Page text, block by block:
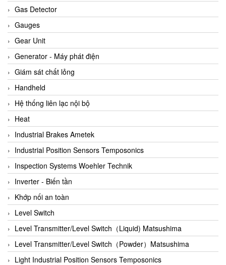
ARCA Regler
Arcos Hydraulik
Ardetem-Sfere-Vietnam
Argal
AS ENERGI
ASCO CO2
Asker
AT2E
ATC Pneumatic
ATEX System
ATI - IA
ATI (Analytical Technology Inc)
Atos
Atrax
Auma
Autec
Auto Flow
Gas Detector
Gauges
Gear Unit
Generator - Máy phát điện
Giám sát chất lỏng
Handheld
Hệ thống liên lạc nội bộ
Heat
Industrial Brakes Ametek
Industrial Position Sensors Temposonics
Inspection Systems Woehler Technik
Inverter - Biến tần
Khớp nối an toàn
Level Switch
Level Transmitter/Level Switch（Liquid) Matsushima
Level Transmitter/Level Switch（Powder）Matsushima
Light Industrial Position Sensors Temposonics